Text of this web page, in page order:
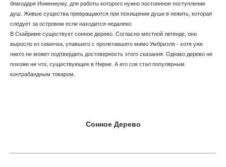
благодаря Инжениуму, для работы которого нужно постоянное поступление
душ. Живые существа превращаются при похищении души в нежить, которая
следует за островом если находится недалеко.
В Скайриме существует сонное дерево. Согласно местной легенде, оно
выросло из семечка, упавшего с пролетавшего мимо Умбриэля - хотя уже
никто не может подтвердить достоверность этого сказания. Однако дерево не
похоже ни что, существующее в Нирне. А его сок стал популярным
контрабандным товаром.
Сонное Дерево